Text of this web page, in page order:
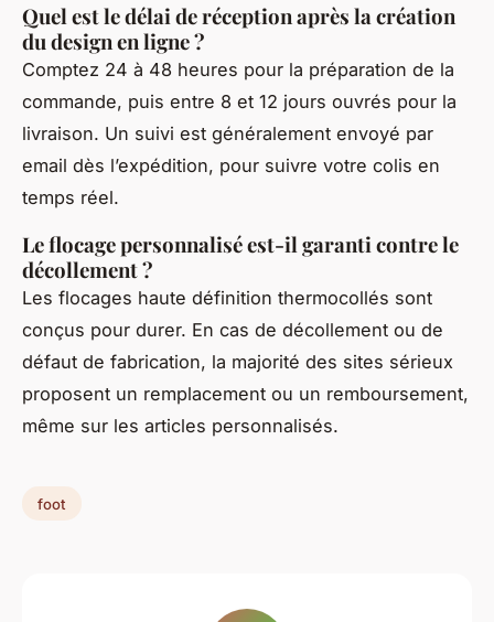
Quel est le délai de réception après la création
du design en ligne ?
Comptez 24 à 48 heures pour la préparation de la
commande, puis entre 8 et 12 jours ouvrés pour la
livraison. Un suivi est généralement envoyé par
email dès l’expédition, pour suivre votre colis en
temps réel.
Le flocage personnalisé est-il garanti contre le
décollement ?
Les flocages haute définition thermocollés sont
conçus pour durer. En cas de décollement ou de
défaut de fabrication, la majorité des sites sérieux
proposent un remplacement ou un remboursement,
même sur les articles personnalisés.
foot